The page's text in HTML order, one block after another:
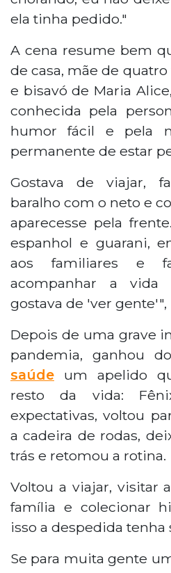
ela tinha pedido."
A cena resume bem
de casa, mãe de
e bisavó de Maria
conhecida pela
humor fácil e pela
permanente de estar
Gostava de viajar,
baralho com o neto e
aparecesse pela
espanhol e guarani,
aos familiares e
acompanhar a vida
gostava de 'ver gente'",
Depois de uma grave
pandemia, ganhou
saúde um apelido
resto da vida:
expectativas, voltou
a cadeira de rodas,
trás e retomou a rotina.
Voltou a viajar, visitar
família e colecionar
isso a despedida
Se para muita gente